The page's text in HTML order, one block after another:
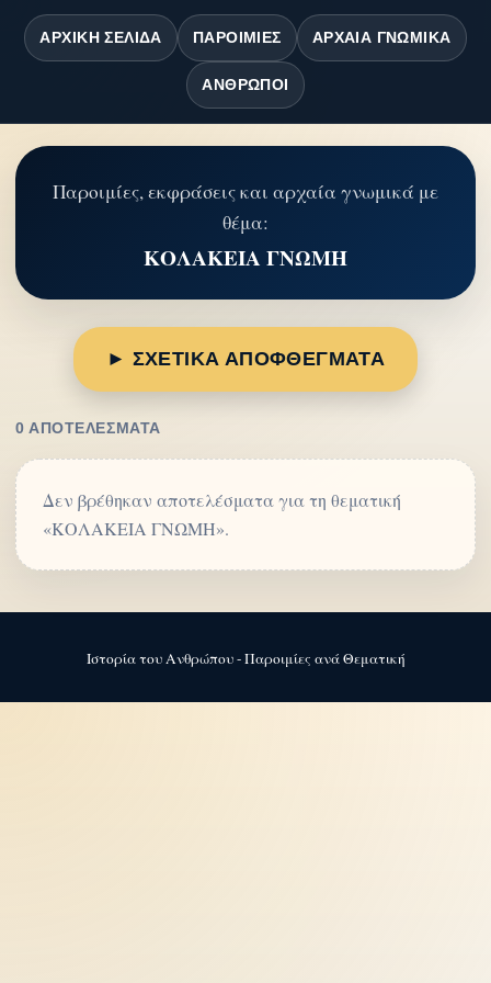
ΑΡΧΙΚΉ ΣΕΛΊΔΑ ΠΑΡΟΙΜΊΕΣ ΑΡΧΑΊΑ ΓΝΩΜΙΚΆ
ΆΝΘΡΩΠΟΙ
Παροιμίες, εκφράσεις και αρχαία γνωμικά με
θέμα:
ΚΟΛΑΚΕΙΑ ΓΝΩΜΗ
► ΣΧΕΤΙΚΑ ΑΠΟΦΘΕΓΜΑΤΑ
0 ΑΠΟΤΕΛΈΣΜΑΤΑ
Δεν βρέθηκαν αποτελέσματα για τη θεματική
«ΚΟΛΑΚΕΙΑ ΓΝΩΜΗ».
Ιστορία του Ανθρώπου - Παροιμίες ανά Θεματική